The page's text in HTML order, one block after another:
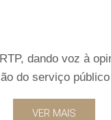
dando voz à
do serviço
VER MAIS